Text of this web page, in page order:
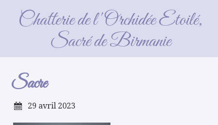
Chatterie de l'Orchidée Etoilé,
Sacré de Birmanie
Sacre
Sacre
29 avril 2023